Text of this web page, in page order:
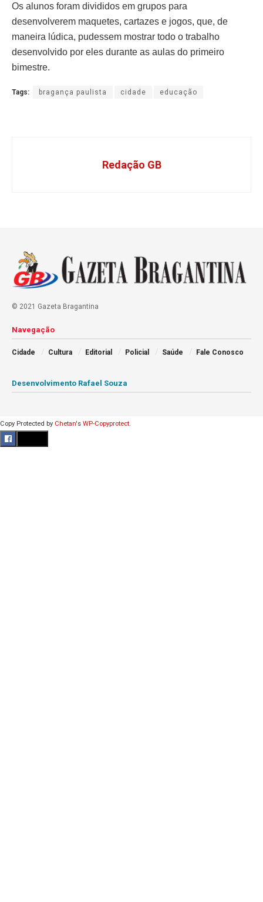
Os alunos foram divididos em grupos para
desenvolverem maquetes, cartazes e jogos, que, de
maneira lúdica, pudessem mostrar todo o trabalho
desenvolvido por eles durante as aulas do primeiro
bimestre.
Tags: bragança paulista cidade educação
Redação GB
© 2021 Gazeta Bragantina
Navegação
Cidade Cultura Editorial Policial Saúde Fale Conosco
Desenvolvimento Rafael Souza
Copy Protected by Chetan's WP-Copyprotect.